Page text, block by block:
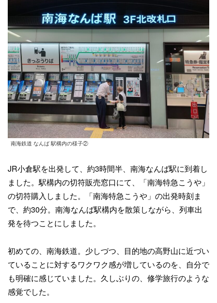
南海鉄道 なんば 駅構内の様子②
JR小倉駅を出発して、約3時間半、南海なんば駅に到着し
ました。駅構内の切符販売窓口にて、「南海特急こうや」
の切符購入しました。「南海特急こうや」の出発時刻ま
で、約30分。南海なんば駅構内を散策しながら、列車出
発を待つことにしました。
初めての、南海鉄道。少しづつ、目的地の高野山に近づい
ていることに対するワクワク感が増しているのを、自分で
も明確に感じていました。久しぶりの、修学旅行のような
感覚でした。